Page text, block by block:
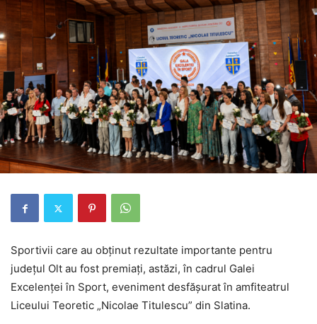
Sportivii care au obținut rezultate importante pentru
județul Olt au fost premiați, astăzi, în cadrul Galei
Excelenței în Sport, eveniment desfășurat în amfiteatrul
Liceului Teoretic „Nicolae Titulescu” din Slatina.